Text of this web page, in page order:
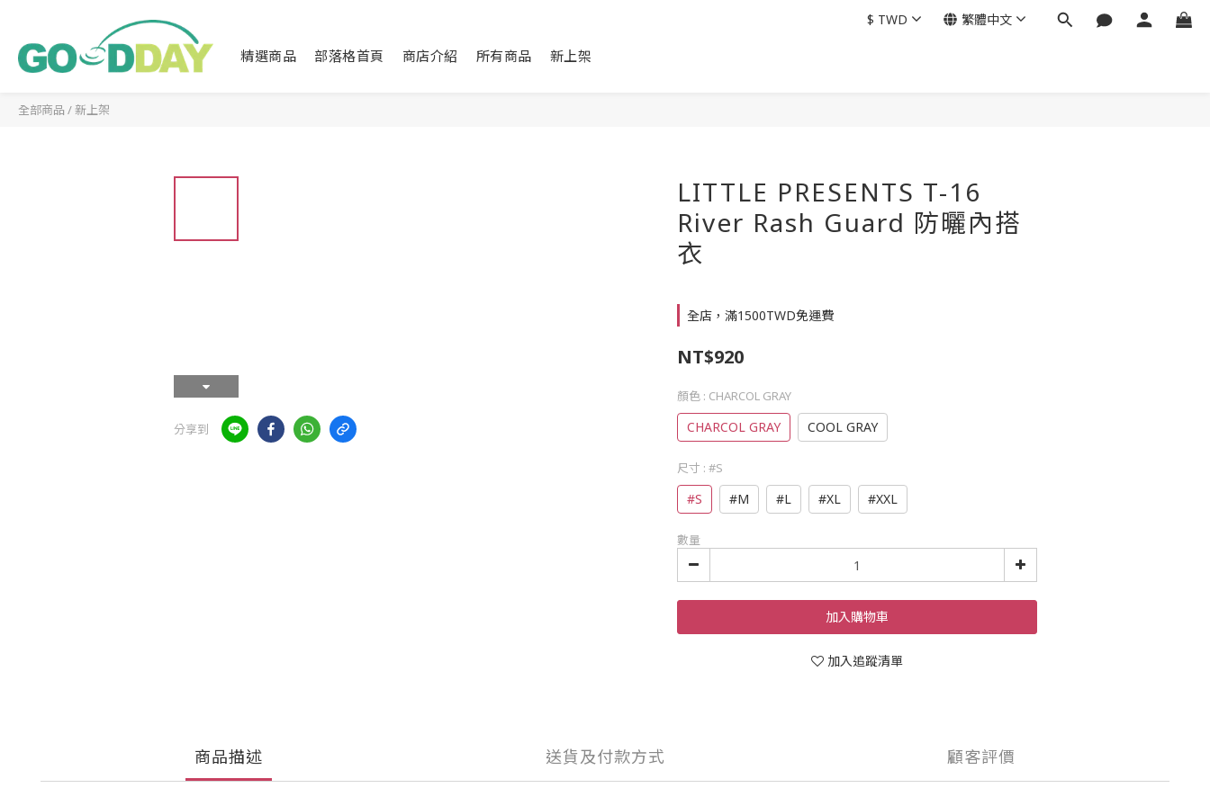
精選商品 部落格首頁 商店介紹 所有商品 新上架
$ TWD 繁體中文
全部商品 /新上架
分享到
LITTLE PRESENTS T-16
River Rash Guard 防曬內搭
衣
全店，滿1500TWD免運費
NT$920
顏色 : CHARCOL GRAY
CHARCOL GRAY COOL GRAY
尺寸 : #S
#S #M #L #XL #XXL
數量
加入購物車
加入追蹤清單
商品描述 送貨及付款方式 顧客評價